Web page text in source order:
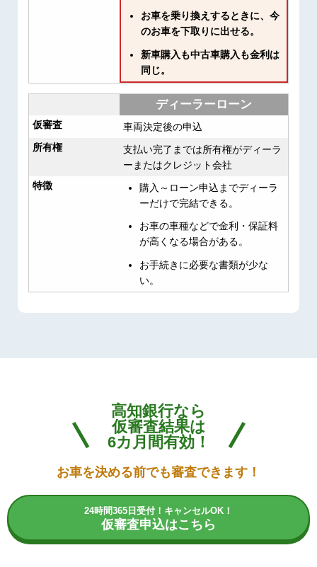
お車を乗り換えするときに、今
のお車を下取りに出せる。
新車購入も中古車購入も金利は
同じ。
ディーラーローン
仮審査
車両決定後の申込
所有権
支払い完了までは所有権がディーラ
ーまたはクレジット会社
特徴
購入～ローン申込までディーラ
ーだけで完結できる。
お車の車種などで金利・保証料
が高くなる場合がある。
お手続きに必要な書類が少な
い。
高知銀行なら
仮審査結果は
6カ月間有効！
お車を決める前でも審査できます！
24時間365日受付！キャンセルOK！
仮審査申込はこちら